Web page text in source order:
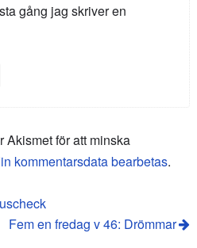
gång jag skriver en
Akismet för att minska
kommentarsdata bearbetas.
Fem en fredag v 46: Drömmar